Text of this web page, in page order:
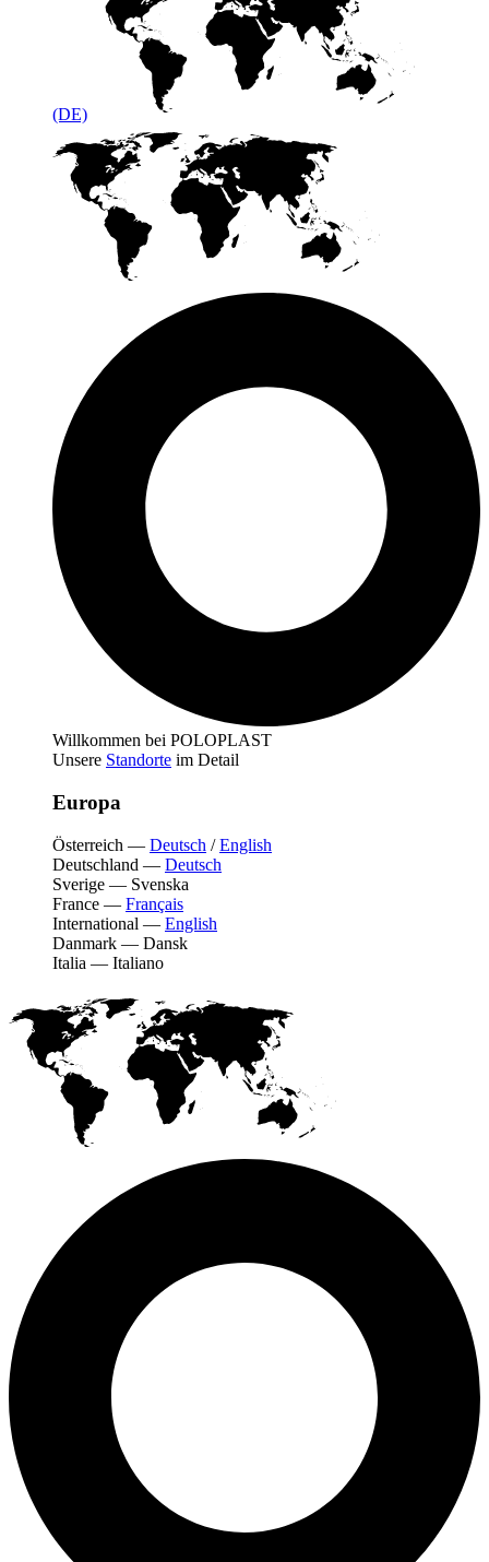
(DE)
Willkommen bei POLOPLAST
Unsere Standorte im Detail
Europa
Österreich — Deutsch /English
Deutschland — Deutsch
Sverige — Svenska
France — Français
International — English
Danmark — Dansk
Italia — Italiano